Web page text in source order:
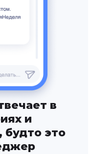
в
и
будто это